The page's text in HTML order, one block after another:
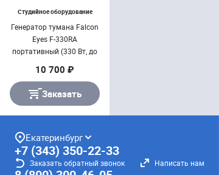
Студийное оборудование
Генератор тумана Falcon
Eyes F-330RA
портативный (330 Вт, до
10 700 ₽
Заказать
Екатеринбург
+7 (343) 350-22-33
Заказать обратный звонок Написать нам